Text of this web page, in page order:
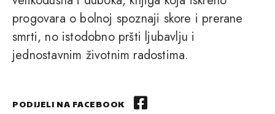
progovara o bolnoj spoznaji skore i prerane
smrti, no istodobno pršti ljubavlju i
jednostavnim životnim radostima.
PODIJELI NA FACEBOOK